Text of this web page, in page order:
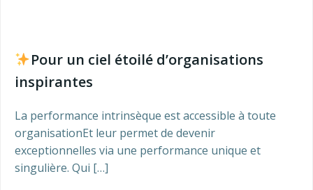
Pour un ciel étoilé d’organisations
inspirantes
La performance intrinsèque est accessible à toute
organisationEt leur permet de devenir
exceptionnelles via une performance unique et
singulière. Qui […]